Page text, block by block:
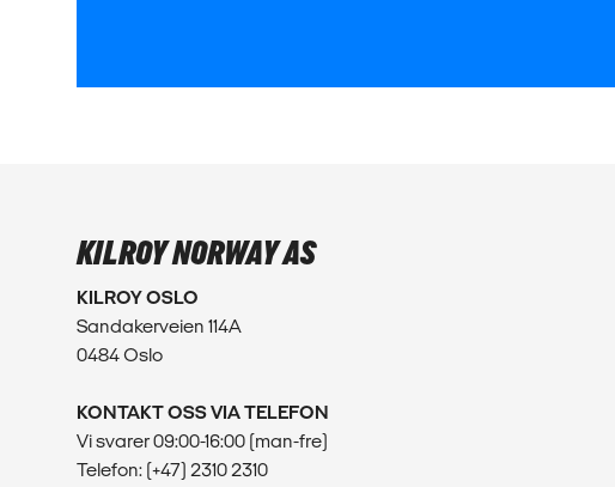
KILROY NORWAY AS
KILROY OSLO
Sandakerveien 114A
0484 Oslo
KONTAKT OSS VIA TELEFON
Vi svarer 09:00-16:00 (man-fre)
Telefon: (+47) 2310 2310